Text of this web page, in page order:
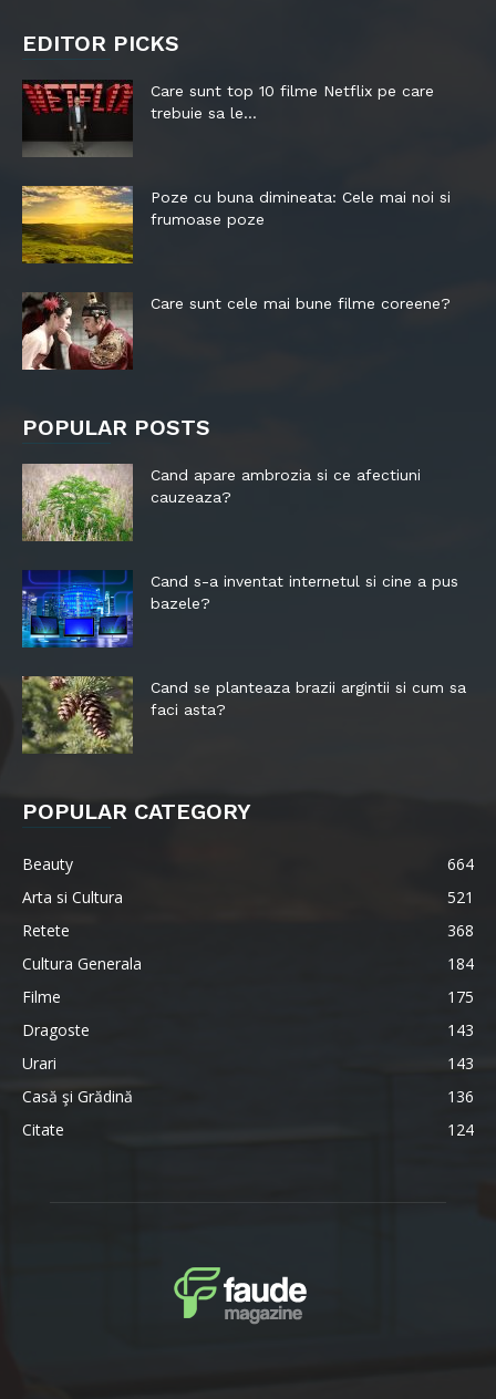
EDITOR PICKS
Care sunt top 10 filme Netflix pe care
trebuie sa le...
Poze cu buna dimineata: Cele mai noi si
frumoase poze
Care sunt cele mai bune filme coreene?
POPULAR POSTS
Cand apare ambrozia si ce afectiuni
cauzeaza?
Cand s-a inventat internetul si cine a pus
bazele?
Cand se planteaza brazii argintii si cum sa
faci asta?
POPULAR CATEGORY
Beauty
664
Arta si Cultura
521
Retete
368
Cultura Generala
184
Filme
175
Dragoste
143
Urari
143
Casă şi Grădină
136
Citate
124